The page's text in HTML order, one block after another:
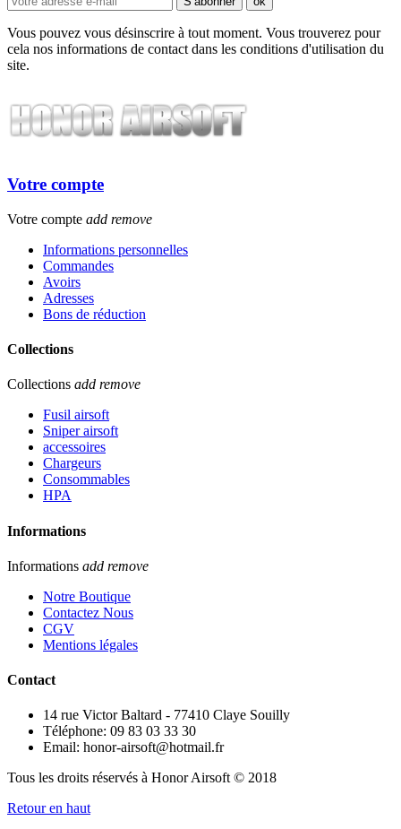
Vous pouvez vous désinscrire à tout moment. Vous trouverez pour
cela nos informations de contact dans les conditions d'utilisation du
site.
Votre compte
Votre compte add remove
Informations personnelles
Commandes
Avoirs
Adresses
Bons de réduction
Collections
Collections add remove
Fusil airsoft
Sniper airsoft
accessoires
Chargeurs
Consommables
HPA
Informations
Informations add remove
Notre Boutique
Contactez Nous
CGV
Mentions légales
Contact
14 rue Victor Baltard - 77410 Claye Souilly
Téléphone: 09 83 03 33 30
Email: honor-airsoft@hotmail.fr
Tous les droits réservés à Honor Airsoft © 2018
Retour en haut